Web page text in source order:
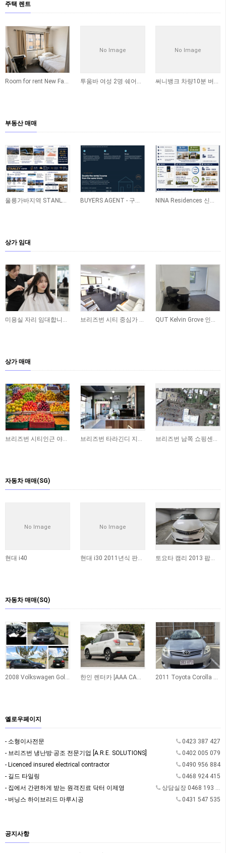
주택 렌트
Room for rent New Farm
No Image
투움바 여성 2명 쉐어룸 구해요
No Image
써니뱅크 차량10분 버스12분 칼럼베일 쉐어생구합니다
부동산 매매
울릉가바지역 STANLEY 신축아파트 BUYERS AGENT - 구매 - 레노베이션 - 렌트관리 ONE STOP SERVICE NINA Residences 신축 프로젝트(Caboolture)
상가 임대
미용실 자리 임대합니다 - Yeronga 브리즈번 시티 중심가 사무실 공간 임대합니다 QUT Kelvin Grove 인근 오피스 공간 임대합니다
상가 매매
브리즈번 시티인근 야채가게 상가 매매합니다 브리즈번 타라긴디 지역 독립 상가 매매 (250sqm) 브리즈번 남쪽 쇼핑센터에 위치한 상가 매매합니다 ​
자동차 매매(SG)
No Image
현대 i40
No Image
현대 i30 2011년식 판매합니다 토요타 캠리 2013 팝니다 (판매완료)
자동차 매매(SQ)
2008 Volkswagen Golf TDI Automatic 한인 렌터카 [AAA CAR RENTAL] 2011 Toyota Corolla Hatchback 팝니다
옐로우페이지
- 소형이사전문
0423 387 427
- 브리즈번 냉난방·공조 전문기업 [A.R.E. SOLUTIONS]
0402 005 079
- Licenced insured electrical contractor
0490 956 884
- 길드 타일링
0468 924 415
- 집에서 간편하게 받는 원격진료 닥터 이제영
상담실장 0468 193 362
- 버닝스 하이브리드 마루시공
0431 547 535
공지사항